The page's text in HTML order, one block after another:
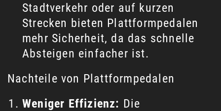
Stadtverkehr oder auf kurzen
Strecken bieten Plattformpedalen
mehr Sicherheit, da das schnelle
Absteigen einfacher ist.
Nachteile von Plattformpedalen
Weniger Effizienz: Die